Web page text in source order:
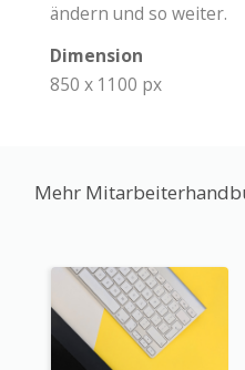
ändern und so weiter.
Dimension
850 x 1100 px
Mehr